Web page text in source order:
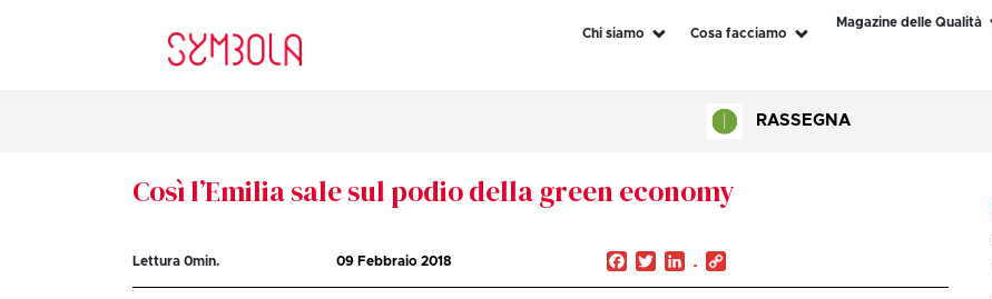
Chi siamo Cosa facciamo
Magazine delle Qualità
RASSEGNA
Così l’Emilia sale sul podio della green economy
Lettura0min. 09 Febbraio 2018 Facebook
TwitterLinkedIn